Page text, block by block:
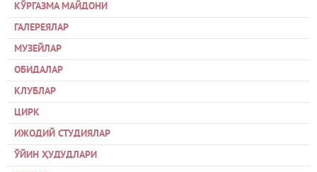
КЎРГАЗМА МАЙДОНИ
ГАЛЕРЕЯЛАР
МУЗЕЙЛАР
ОБИДАЛАР
КЛУБЛАР
ЦИРК
ИЖОДИЙ СТУДИЯЛАР
ЎЙИН ҲУДУДЛАРИ